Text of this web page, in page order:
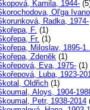
Kamila, 1944-
Ol'ga
Radka, 1974-
F. (1)
Fr. (1)
Miloslav, 1895-
Zdeněk (1)
Eva, 1975- (1)
Luba, 1923-
Oldřich (1)
Aloys, 1904-
Petr, 1938-2014